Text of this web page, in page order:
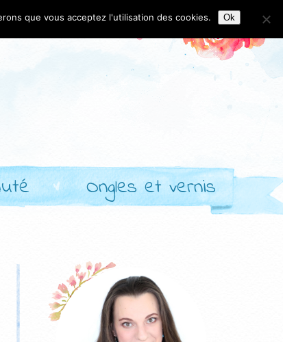
Ongles et vernis
que vous acceptez l'utilisation des cookies. Ok